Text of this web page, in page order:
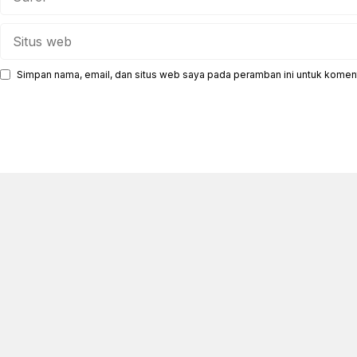
Simpan nama, email, dan situs web saya pada peramban ini untuk